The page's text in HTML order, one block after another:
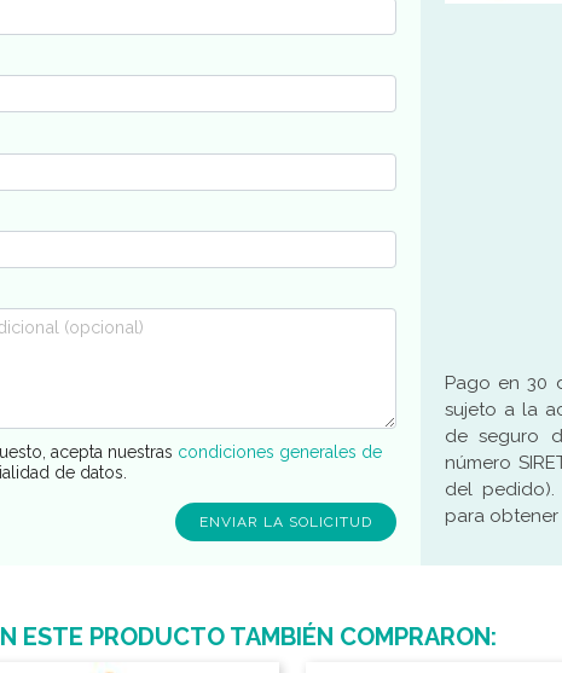
acepta nuestras condiciones generales de
de datos.
Pago en 30
sujeto a la
de seguro
número
del
para obtener
ESTE PRODUCTO TAMBIÉN COMPRARON: